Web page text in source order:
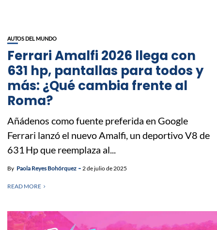
AUTOS DEL MUNDO
Ferrari Amalfi 2026 llega con
631 hp, pantallas para todos y
más: ¿Qué cambia frente al
Roma?
Añádenos como fuente preferida en Google
Ferrari lanzó el nuevo Amalfi, un deportivo V8 de
631 Hp que reemplaza al...
By Paola Reyes Bohórquez 2 de julio de 2025
READ MORE